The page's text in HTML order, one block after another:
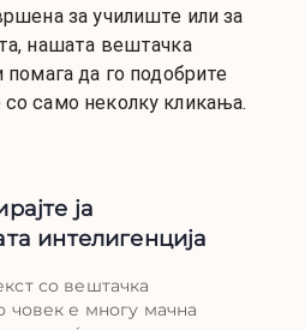
за училиште или за
нашата вештачка
помага да го подобрите
само неколку кликања.
ја
интелигенција
со вештачка
човек е многу мачна